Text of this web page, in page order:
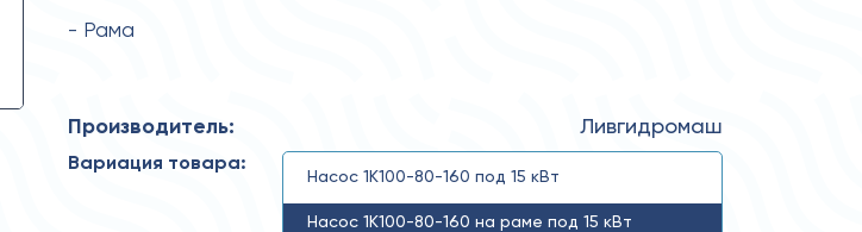
- Рама
Производитель: Ливгидромаш
Вариация товара:
Насос 1К100-80-160 под 15 кВт
Насос 1К100-80-160 на раме под 15 кВт